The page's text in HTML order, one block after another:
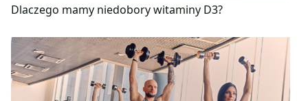
Dlaczego mamy niedobory witaminy D3?